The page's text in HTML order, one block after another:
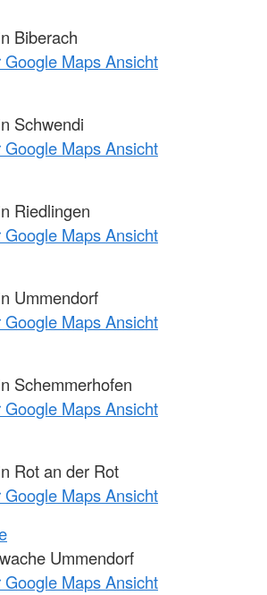
Biberach
Google Maps Ansicht
Schwendi
Google Maps Ansicht
Riedlingen
Google Maps Ansicht
Ummendorf
Google Maps Ansicht
Schemmerhofen
Google Maps Ansicht
Rot an der Rot
Google Maps Ansicht
Ummendorf
Google Maps Ansicht